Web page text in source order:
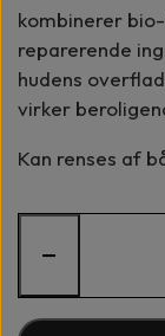
kombinerer
reparerende
hudens
virker
Kan renses af
−